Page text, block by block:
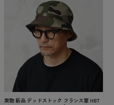
実物 新品 デッドストック フランス軍 HBT